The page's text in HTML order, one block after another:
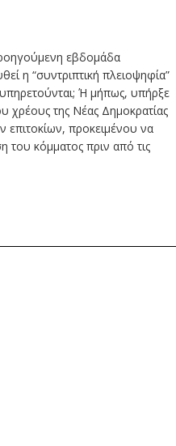
εβδομάδα
η “συντριπτική πλειοψηφία”
Ή μήπως, υπήρξε
χρέους της Νέας Δημοκρατίας
επιτοκίων, προκειμένου να
του κόμματος πριν από τις